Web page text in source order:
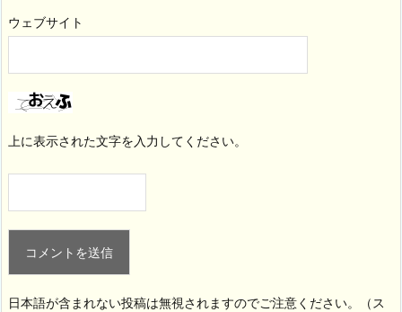
ウェブサイト
上に表示された文字を入力してください。
日本語が含まれない投稿は無視されますのでご注意ください。（ス